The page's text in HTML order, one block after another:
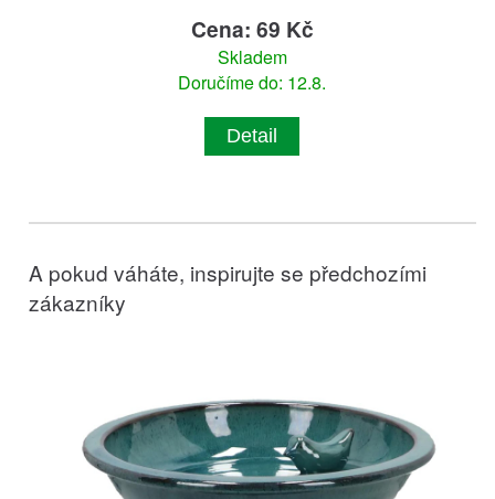
Cena: 69 Kč
Skladem
Doručíme do: 12.8.
Detail
A pokud váháte, inspirujte se předchozími
zákazníky